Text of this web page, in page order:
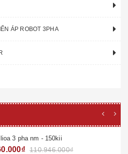
ÁP ROBOT 3PHA
3 pha nm - 150kii
110.946.000₫